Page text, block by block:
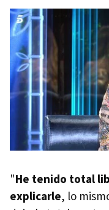
"He tenido total
explicarle, lo